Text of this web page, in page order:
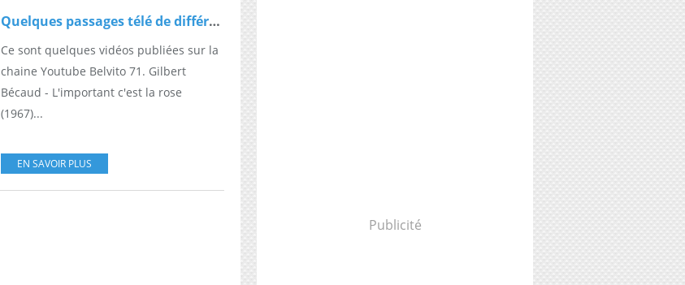
Quelques passages télé de différents artistes dans les années 60 aux années 1990 222
Ce sont quelques vidéos publiées sur la
chaine Youtube Belvito 71. Gilbert
Bécaud - L'important c'est la rose
(1967)...
EN SAVOIR PLUS
Publicité